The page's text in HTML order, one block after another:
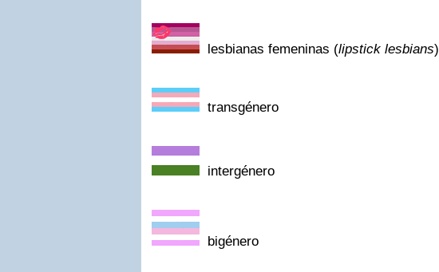
lesbianas femeninas (lipstick lesbians)
transgénero
intergénero
bigénero